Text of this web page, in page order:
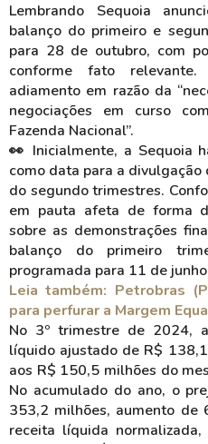
Lembrando Sequoia
balanço do primeiro e
para 28 de outubro, com
conforme fato
adiamento em razão da
negociações em curso
Fazenda Nacional”.
👀 Inicialmente, a Sequoia
como data para a
do segundo trimestres.
em pauta afeta de forma
sobre as demonstrações
balanço do primeiro
programada para 11 de
Leia também: Petrobras
para perfurar a Margem
No 3º trimestre de 2024,
líquido ajustado de R$
aos R$ 150,5 milhões do
No acumulado do ano, o
353,2 milhões, aumento
receita líquida